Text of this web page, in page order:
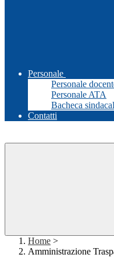
Personale
Personale
Personale ATA
Bacheca
Contatti
Home >
Amministrazione